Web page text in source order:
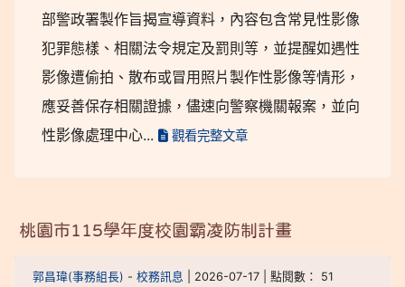
部警政署製作旨揭宣導資料，內容包含常見性影像
犯罪態樣、相關法令規定及罰則等，並提醒如遇性
影像遭偷拍、散布或冒用照片製作性影像等情形，
應妥善保存相關證據，儘速向警察機關報案，並向
性影像處理中心...
觀看完整文章
桃園市115學年度校園霸凌防制計畫
郭昌瑋(事務組長) - 校務訊息 | 2026-07-17 | 點閱數： 51